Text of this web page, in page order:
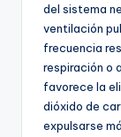
del sistema
ventilación
frecuencia
respiración o
favorece la
dióxido de
expulsarse